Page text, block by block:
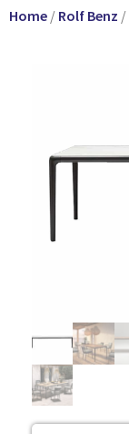
Home / Rolf Benz /